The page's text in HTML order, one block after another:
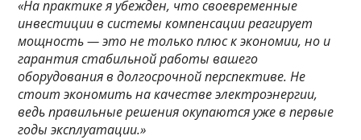
«На практике я убежден, что своевременные
инвестиции в системы компенсации реагирует
мощность — это не только плюс к экономии, но и
гарантия стабильной работы вашего
оборудования в долгосрочной перспективе. Не
стоит экономить на качестве электроэнергии,
ведь правильные решения окупаются уже в первые
годы эксплуатации.»